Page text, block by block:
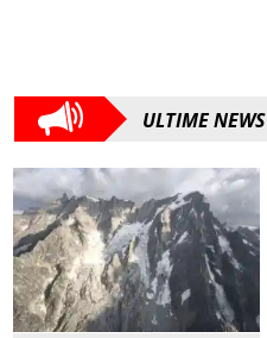
ULTIME NEWS